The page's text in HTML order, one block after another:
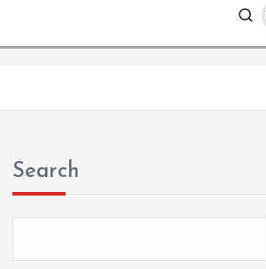
Search